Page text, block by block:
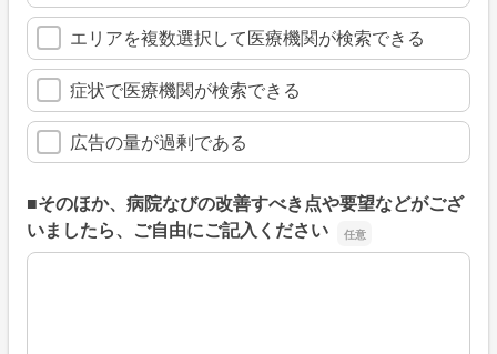
エリアを複数選択して医療機関が検索できる
症状で医療機関が検索できる
広告の量が過剰である
■そのほか、病院なびの改善すべき点や要望などがござ
いましたら、ご自由にご記入ください
■そのほか、病院なびの改善すべき点や要望などがござい